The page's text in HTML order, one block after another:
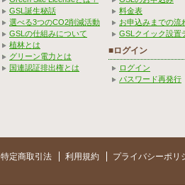
GSL誕生秘話
選べる3つのCO2削減活動
GSLの仕組みについて
植林とは
グリーン電力とは
国連認証排出権とは
料金表
お申込みまでの流
GSLクイック設置
■ログイン
ログイン
パスワード再発行
特定商取引法 利用規約 プライバシーポリ